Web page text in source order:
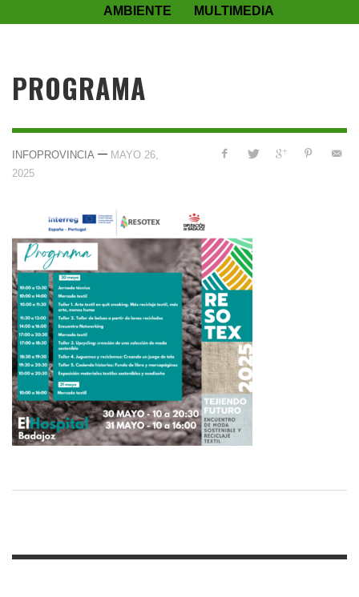
AMBIENTE
MULTIMEDIA
PROGRAMA
INFOPROVINCIA — MAYO 26,
2025